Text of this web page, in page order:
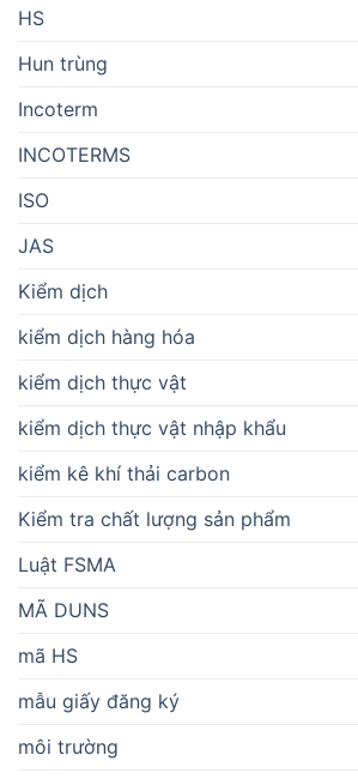
HS
Hun trùng
Incoterm
INCOTERMS
ISO
JAS
Kiểm dịch
kiểm dịch hàng hóa
kiểm dịch thực vật
kiểm dịch thực vật nhập khẩu
kiểm kê khí thải carbon
Kiểm tra chất lượng sản phẩm
Luật FSMA
MÃ DUNS
mã HS
mẫu giấy đăng ký
môi trường